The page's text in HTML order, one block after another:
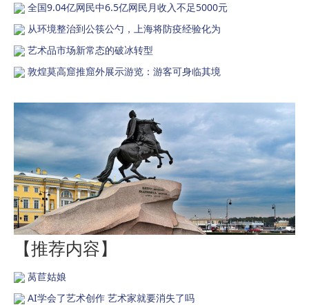
全国9.04亿网民中6.5亿网民月收入不足5000元
从环境整治到公筷公勺，上海将防疫经验化为
艺术品市场新常态的破冰转型
敦煌莫高窟推窟外展示游览：游客可身临其境
【推荐内容】
莴苣姑娘
AI学会了艺术创作 艺术家就要消失了吗